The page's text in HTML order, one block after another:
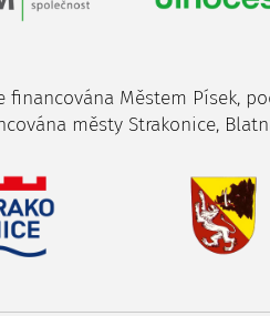
financována Městem Písek,
městy Strakonice,